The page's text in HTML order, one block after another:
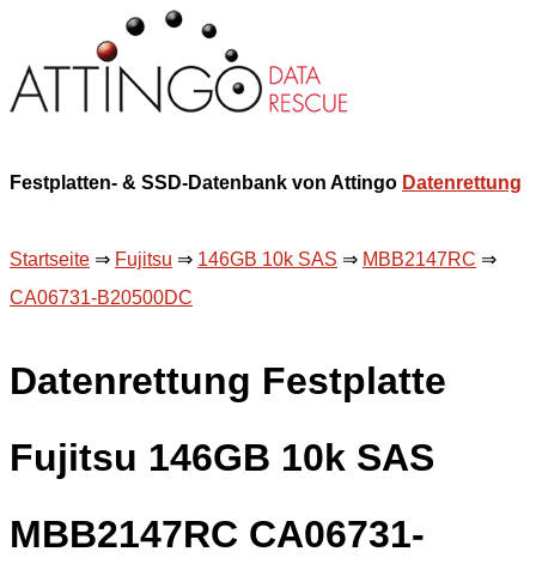
Festplatten- & SSD-Datenbank von Attingo Datenrettung
Startseite ⇒ Fujitsu ⇒ 146GB 10k SAS ⇒ MBB2147RC ⇒
CA06731-B20500DC
Datenrettung Festplatte
Fujitsu 146GB 10k SAS
MBB2147RC CA06731-